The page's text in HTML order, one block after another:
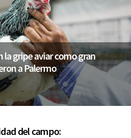
la gripe aviar como gran
a Palermo
del campo: